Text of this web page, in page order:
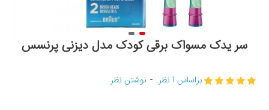
سر یدک مسواک برقی کودک مدل دیزنی پرنسس
براساس 1 نظر. - نوشتن نظر